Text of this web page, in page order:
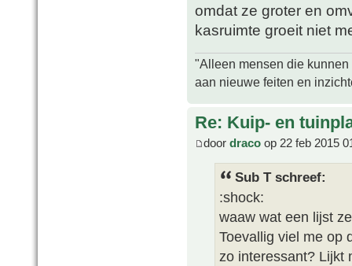
omdat ze groter en
kasruimte groeit niet
"Alleen mensen die
aan nieuwe feiten en
Re: Kuip- en
door draco op 22 feb 2015
Sub T schreef:
:shock:
waaw wat een lijst
Toevallig viel me op
zo interessant? Lijkt